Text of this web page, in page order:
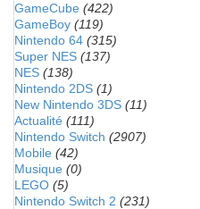
GameCube (422)
GameBoy (119)
Nintendo 64 (315)
Super NES (137)
NES (138)
Nintendo 2DS (1)
New Nintendo 3DS (11)
Actualité (111)
Nintendo Switch (2907)
Mobile (42)
Musique (0)
LEGO (5)
Nintendo Switch 2 (231)